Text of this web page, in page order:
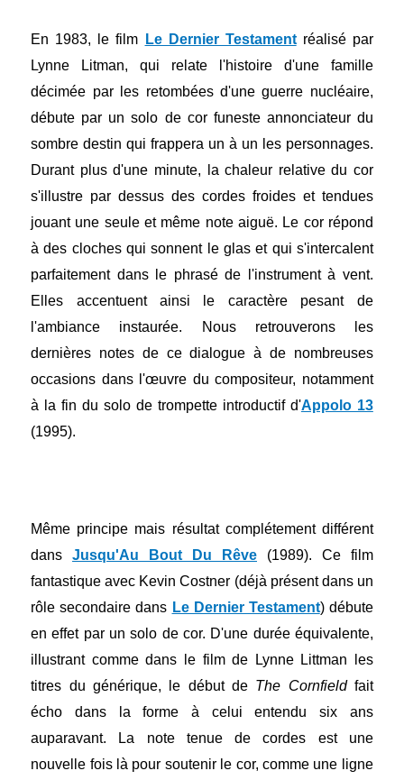
En 1983, le film Le Dernier Testamentréalisé par
Lynne Litman, qui relate l'histoire d'une famille
décimée par les retombées d'une guerre nucléaire,
débute par un solo de cor funeste annonciateur du
sombre destin qui frappera un à un les personnages.
Durant plus d'une minute, la chaleur relative du cor
s'illustre par dessus des cordes froides et tendues
jouant une seule et même note aiguë. Le cor répond
à des cloches qui sonnent le glas et qui s'intercalent
parfaitement dans le phrasé de l'instrument à vent.
Elles accentuent ainsi le caractère pesant de
l'ambiance instaurée. Nous retrouverons les
dernières notes de ce dialogue à de nombreuses
occasions dans l'œuvre du compositeur, notamment
à la fin du solo de trompette introductif d'Appolo 13
(1995).
Même principe mais résultat complétement différent
dansJusqu'Au Bout Du Rêve(1989). Ce film
fantastique avec Kevin Costner (déjà présent dans un
rôle secondaire dans Le Dernier Testament) débute
en effet par un solo de cor. D'une durée équivalente,
illustrant comme dans le film de Lynne Littman les
titres du générique, le début de The Cornfieldfait
écho dans la forme à celui entendu six ans
auparavant. La note tenue de cordes est une
nouvelle fois là pour soutenir le cor, comme une ligne